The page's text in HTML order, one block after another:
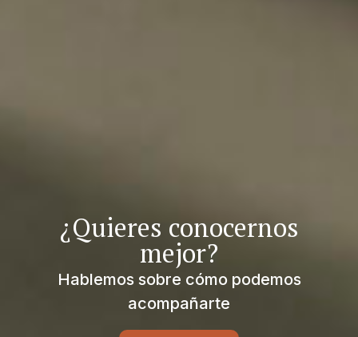
¿Quieres conocernos
mejor?
Hablemos sobre cómo podemos
acompañarte